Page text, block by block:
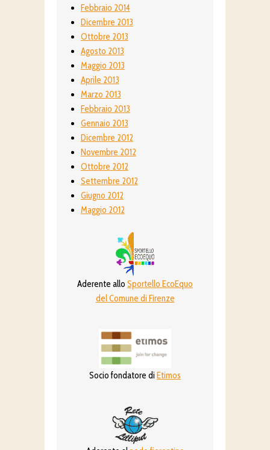
Febbraio 2014
Dicembre 2013
Ottobre 2013
Agosto 2013
Maggio 2013
Aprile 2013
Marzo 2013
Febbraio 2013
Gennaio 2013
Dicembre 2012
Novembre 2012
Ottobre 2012
Settembre 2012
Giugno 2012
Maggio 2012
Aderente allo Sportello EcoEquo
del Comune di Firenze
Socio fondatore di Etimos